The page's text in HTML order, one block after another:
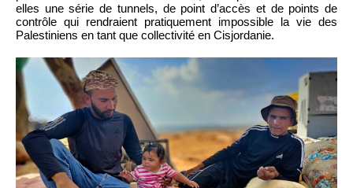
elles une série de tunnels, de point d’accès et de points de
contrôle qui rendraient pratiquement impossible la vie des
Palestiniens en tant que collectivité en Cisjordanie.